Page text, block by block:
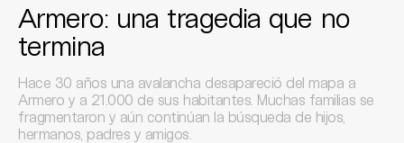
Armero: una tragedia que no
termina
Hace 30 años una avalancha desapareció del mapa a
Armero y a 21.000 de sus habitantes. Muchas familias se
fragmentaron y aún continúan la búsqueda de hijos,
hermanos, padres y amigos.